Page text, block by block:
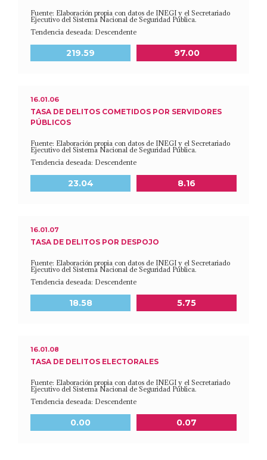
Fuente: Elaboración propia con datos de INEGI y el Secretariado
Ejecutivo del Sistema Nacional de Seguridad Pública.
Tendencia deseada: Descendente
219.59 Meta a 2030
97.00
16.01.06
TASA DE DELITOS COMETIDOS POR SERVIDORES
PÚBLICOS
Fuente: Elaboración propia con datos de INEGI y el Secretariado
Ejecutivo del Sistema Nacional de Seguridad Pública.
Tendencia deseada: Descendente
23.04 Meta a 2030
8.16
16.01.07
TASA DE DELITOS POR DESPOJO
Fuente: Elaboración propia con datos de INEGI y el Secretariado
Ejecutivo del Sistema Nacional de Seguridad Pública.
Tendencia deseada: Descendente
18.58 Meta a 2030
5.75
16.01.08
TASA DE DELITOS ELECTORALES
Fuente: Elaboración propia con datos de INEGI y el Secretariado
Ejecutivo del Sistema Nacional de Seguridad Pública.
Tendencia deseada: Descendente
0.00 Meta a 2030
0.07